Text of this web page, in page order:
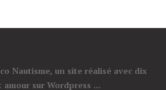
Nautisme, un site réalisé avec dix
sur Wordpress ...